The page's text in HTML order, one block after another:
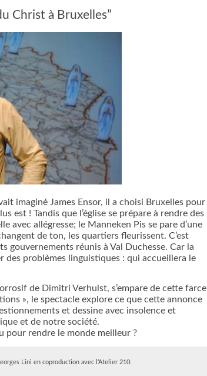
Christ à Bruxelles”
imaginé James Ensor, il a choisi Bruxelles pour
est ! Tandis que l’église se prépare à rendre des
avec allégresse; le Manneken Pis se pare d’une
de ton, les quartiers fleurissent. C’est
gouvernements réunis à Val Duchesse. Car la
des problèmes linguistiques : qui accueillera le
de Dimitri Verhulst, s’empare de cette farce
», le spectacle explore ce que cette annonce
et dessine avec insolence et
et de notre société.
pour rendre le monde meilleur ?
Lini en coproduction avec l’Atelier 210.